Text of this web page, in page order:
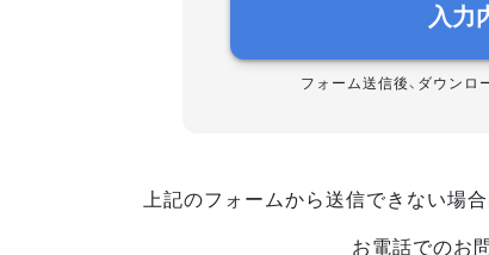
入力
フォーム送信後、ダウン
上記のフォームから送信できない場合
お電話でのお